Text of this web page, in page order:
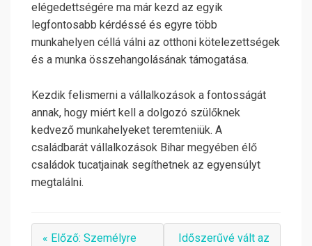
elégedettségére ma már kezd az egyik
legfontosabb kérdéssé és egyre több
munkahelyen céllá válni az otthoni kötelezettségek
és a munka összehangolásának támogatása.
Kezdik felismerni a vállalkozások a fontosságát
annak, hogy miért kell a dolgozó szülőknek
kedvező munkahelyeket teremteniük. A
családbarát vállalkozások Bihar megyében élő
családok tucatjainak segíthetnek az egyensúlyt
megtalálni.
« Előző: Személyre
Időszerűvé vált az